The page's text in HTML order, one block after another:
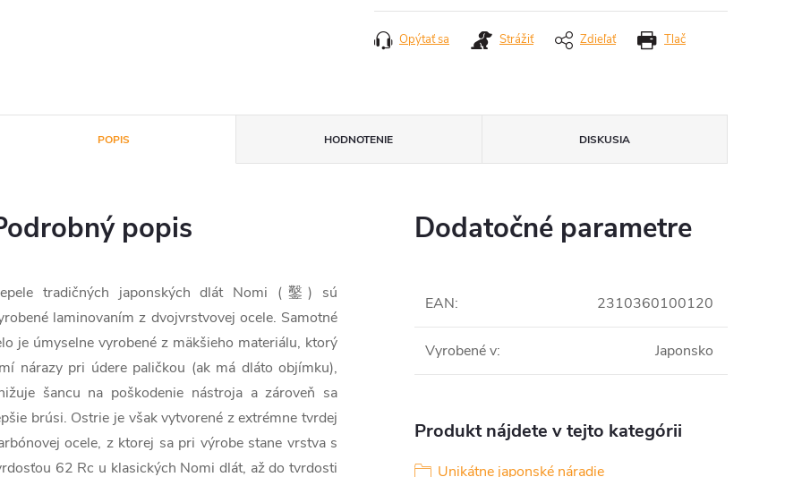
Tlač
Opýtať sa Strážiť Zdieľať
POPIS HODNOTENIE DISKUSIA
popis
tradičných japonských dlát Nomi (鑿) sú
laminovaním z dvojvrstvovej ocele. Samotné
je úmyselne vyrobené z mäkšieho materiálu, ktorý
nárazy pri údere paličkou (ak má dláto objímku),
šancu na poškodenie nástroja a zároveň sa
brúsi. Ostrie je však vytvorené z extrémne tvrdej
ocele, z ktorej sa pri výrobe stane vrstva s
62 Rc u klasických Nomi dlát, až do tvrdosti
Dodatočné parametre
EAN: 2310360100120
Vyrobené v: Japonsko
Produkt nájdete v tejto kategórii
Unikátne japonské náradie